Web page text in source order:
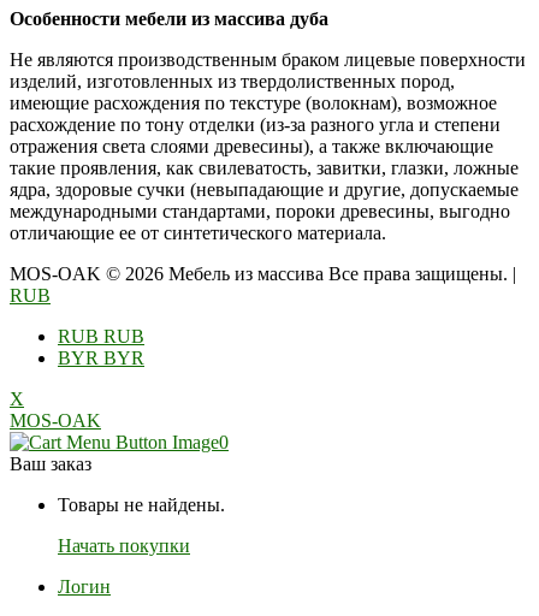
Особенности мебели из массива дуба
Не являются производственным браком лицевые поверхности
изделий, изготовленных из твердолиственных пород,
имеющие расхождения по текстуре (волокнам), возможное
расхождение по тону отделки (из-за разного угла и степени
отражения света слоями древесины), а также включающие
такие проявления, как свилеватость, завитки, глазки, ложные
ядра, здоровые сучки (невыпадающие и другие, допускаемые
международными стандартами, пороки древесины, выгодно
отличающие ее от синтетического материала.
MOS-OAK © 2026 Мебель из массива Все права защищены. |
RUB
RUB RUB
BYR BYR
X
MOS-OAK
0
Ваш заказ
Товары не найдены.
Начать покупки
Логин